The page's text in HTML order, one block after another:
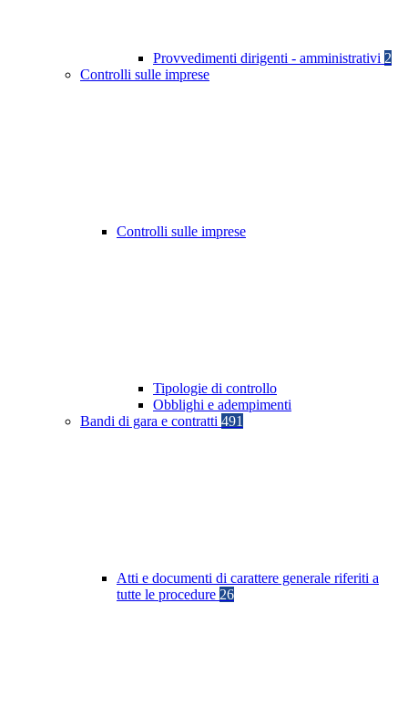
Provvedimenti dirigenti - amministrativi 2
Controlli sulle imprese
Controlli sulle imprese
Tipologie di controllo
Obblighi e adempimenti
Bandi di gara e contratti 491
Atti e documenti di carattere generale riferiti a
tutte le procedure 26